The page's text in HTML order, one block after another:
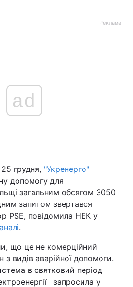
Реклама
ad
грудня, "Укренерго"
допомогу для
загальним обсягом 3050
запитом звертався
PSE, повідомила НЕК у
.
що це не комерційний
з видів аварійної допомоги.
в святковий період
і запросила у